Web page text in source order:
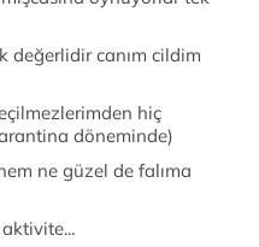
değerlidir canım cildim
hiç
döneminde)
ne güzel de falıma